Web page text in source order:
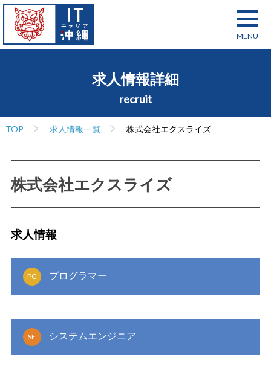
求人情報詳細
recruit
TOP 求人情報一覧 株式会社エクスライズ
株式会社エクスライズ
求人情報
PG プログラマー
SE システムエンジニア